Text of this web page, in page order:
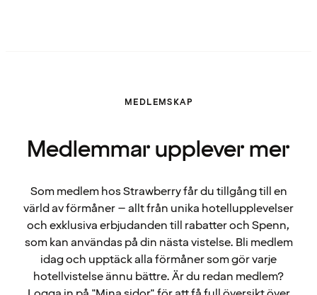
MEDLEMSKAP
Medlemmar upplever mer
Som medlem hos Strawberry får du tillgång till en
värld av förmåner – allt från unika hotellupplevelser
och exklusiva erbjudanden till rabatter och Spenn,
som kan användas på din nästa vistelse. Bli medlem
idag och upptäck alla förmåner som gör varje
hotellvistelse ännu bättre. Är du redan medlem?